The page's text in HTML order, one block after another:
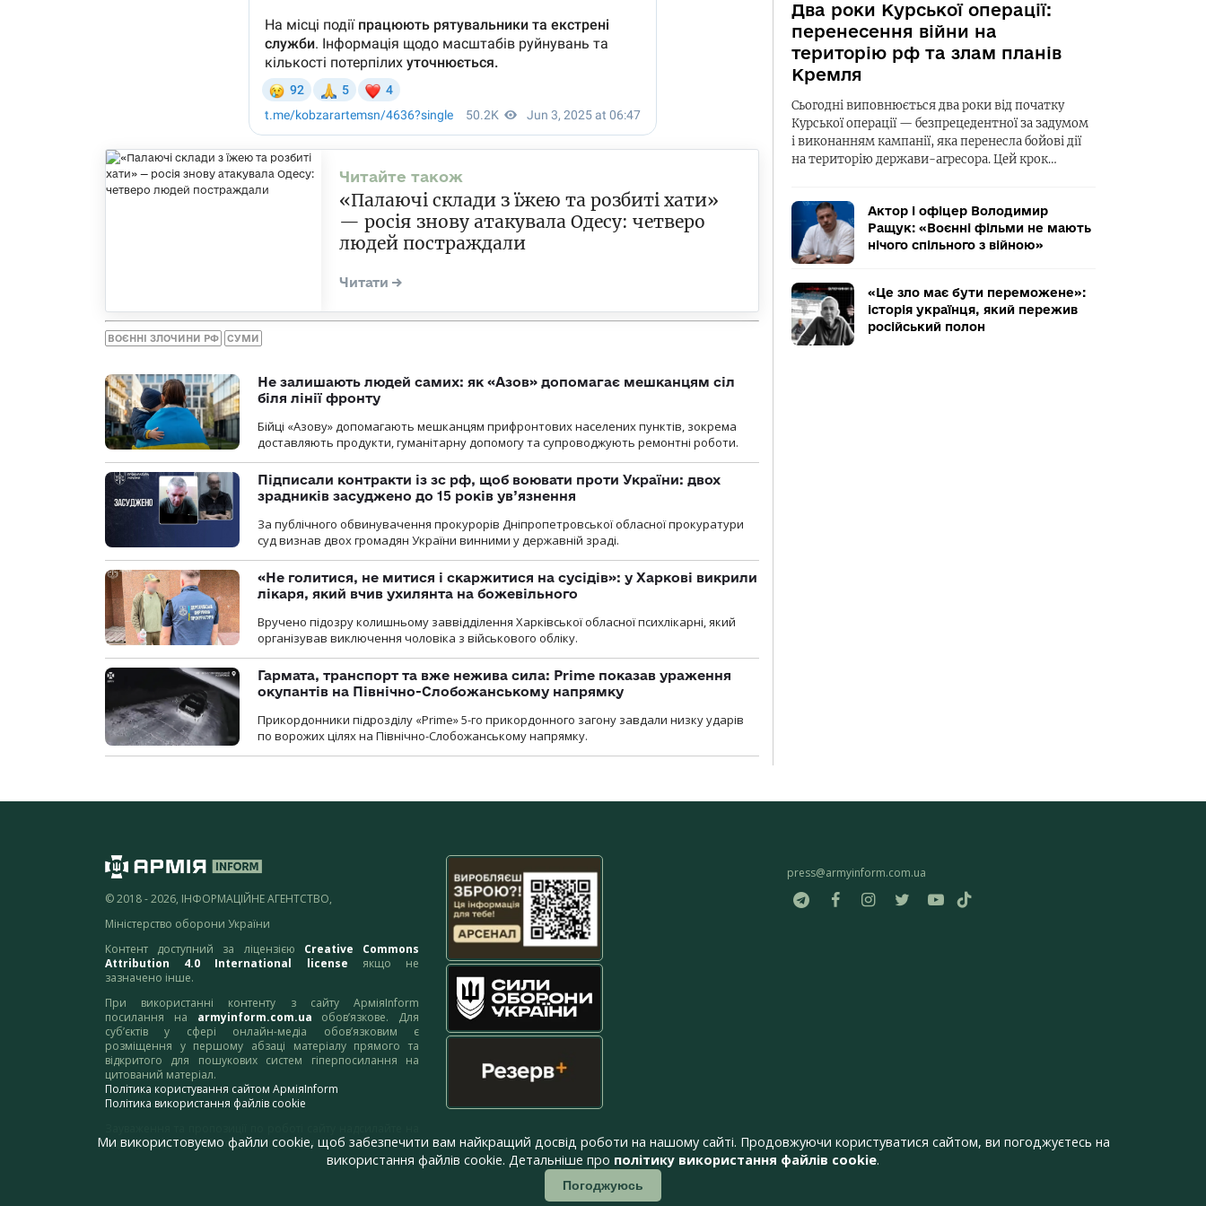
«Палаючі склади з їжею та розбиті хати»
— росія знову атакувала Одесу: четверо
людей постраждали
ВОЄННІ ЗЛОЧИНИ РФ СУМИ
Не залишають людей самих: як «Азов» допомагає мешканцям сіл
біля лінії фронту
Бійці «Азову» допомагають мешканцям прифронтових населених пунктів, зокрема
доставляють продукти, гуманітарну допомогу та супроводжують ремонтні роботи.
Підписали контракти із зс рф, щоб воювати проти України: двох
зрадників засуджено до 15 років ув’язнення
За публічного обвинувачення прокурорів Дніпропетровської обласної прокуратури
суд визнав двох громадян України винними у державній зраді.
«Не голитися, не митися і скаржитися на сусідів»: у Харкові викрили
лікаря, який вчив ухилянта на божевільного
Вручено підозру колишньому заввідділення Харківської обласної психлікарні, який
організував виключення чоловіка з військового обліку.
Гармата, транспорт та вже нежива сила: Prime показав ураження
окупантів на Північно-Слобожанському напрямку
Прикордонники підрозділу «Prime» 5-го прикордонного загону завдали низку ударів
по ворожих цілях на Північно-Слобожанському напрямку.
Два роки Курської операції:
перенесення війни на
територію рф та злам планів
Кремля
Сьогодні виповнюється два роки від початку
Курської операції — безпрецедентної за задумом
і виконанням кампанії, яка перенесла бойові дії
на територію держави-агресора. Цей крок…
Актор і офіцер Володимир
Ращук: «Воєнні фільми не мають
нічого спільного з війною»
«Це зло має бути переможене»:
історія українця, який пережив
російський полон
© 2018 - 2026, ІНФОРМАЦІЙНЕ АГЕНТСТВО,
Міністерство оборони України
Контент доступний за ліцензією Creative Commons
Attribution 4.0 International license якщо не
зазначено інше.
При використанні контенту з сайту АрміяInform
посилання на armyinform.com.ua обов’язкове. Для
суб’єктів у сфері онлайн-медіа обов’язковим є
розміщення у першому абзаці матеріалу прямого та
відкритого для пошукових систем гіперпосилання на
цитований матеріал.
Політика користування сайтом АрміяInform
Політика використання файлів cookie
адресу:webmaster@armyinform.com.ua
press@armyinform.com.ua
Ми використовуємо файли cookie, щоб забезпечити вам найкращий досвід роботи на нашому сайті. Продовжуючи користуватися сайтом, ви погоджуєтесь на
використання файлів cookie. Детальніше про політику використання файлів cookie.
Погоджуюсь